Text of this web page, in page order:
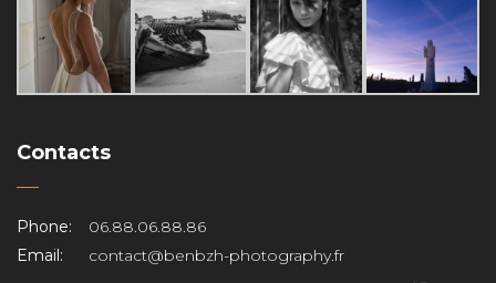
Contacts
Phone:
06.88.06.88.86
Email:
contact@benbzh-photography.fr